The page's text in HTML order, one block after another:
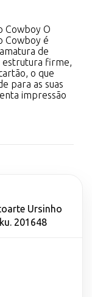
Cowboy O
Cowboy é
de
estrutura firme,
o que
para as suas
impressão
Ursinho
201648